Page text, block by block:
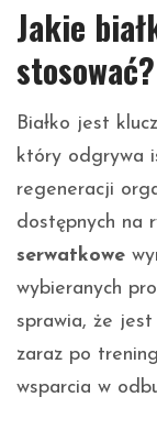
Jakie
stosować?
Białko jest
który odgrywa
regeneracji
dostępnych na
serwatkowe
wybieranych
sprawia, że
zaraz po
wsparcia w